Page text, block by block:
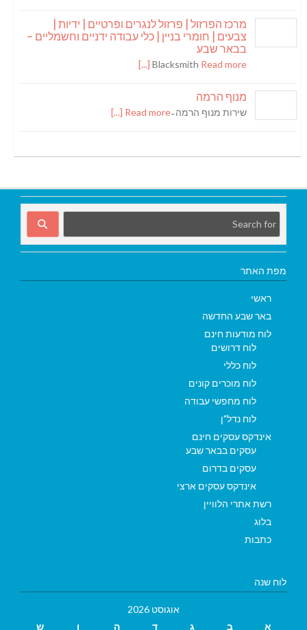
מרכז הפרזול | פרזול לנגרים ופרטיים | ידיות |
צבעים | חומרי בניין | כלי עבודה ידניים וחשמליים –
בבאר שבע
Blacksmith Read more [...]
מנוף הרמה
שירות מנוף הרמה ̵Read more [...]
מפת האתר
ראשי
באר שבע החדשה
לוח מודעות חינם
לוח דרושים
לוח כללי
לוח מוכרים קונים
לוח מחפשי עבודה
לוח נדל"ן
אינדקס עסקים חינם
עסקים בבאר שבע
עסקים בדרום
אינדקס עסקים ארצי
רשת אתרי הלוויין
בלוג
כתבות
לוח שנה
אוגוסט 2026
א
ב ג ד ה ו ש